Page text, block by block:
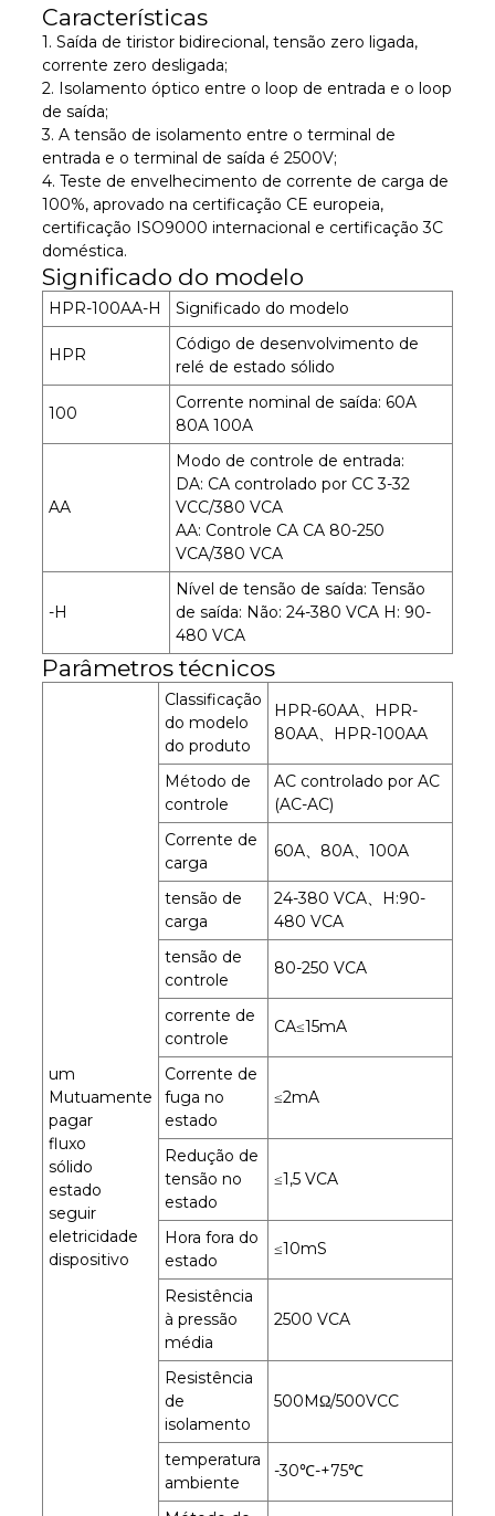
Características
1. Saída de tiristor bidirecional, tensão zero ligada,
corrente zero desligada;
2. Isolamento óptico entre o loop de entrada e o loop
de saída;
3. A tensão de isolamento entre o terminal de
entrada e o terminal de saída é 2500V;
4. Teste de envelhecimento de corrente de carga de
100%, aprovado na certificação CE europeia,
certificação ISO9000 internacional e certificação 3C
doméstica.
Significado do modelo
HPR-100AA-H Significado do modelo
HPR
Código de desenvolvimento de
relé de estado sólido
100
Corrente nominal de saída: 60A
80A 100A
AA
Modo de controle de entrada:
DA: CA controlado por CC 3-32
VCC/380 VCA
AA: Controle CA CA 80-250
VCA/380 VCA
-H
Nível de tensão de saída: Tensão
de saída: Não: 24-380 VCA H: 90-
480 VCA
Parâmetros técnicos
um
Mutuamente
pagar
fluxo
sólido
estado
seguir
eletricidade
dispositivo
Classificação
do modelo
do produto
HPR-60AA、HPR-
80AA、HPR-100AA
Método de
controle
AC controlado por AC
(AC-AC)
Corrente de
carga
60A、80A、100A
tensão de
carga
24-380 VCA、H:90-
480 VCA
tensão de
controle
80-250 VCA
corrente de
controle
CA≤15mA
Corrente de
fuga no
estado
≤2mA
Redução de
tensão no
estado
≤1,5 VCA
Hora fora do
estado
≤10mS
Resistência
à pressão
média
2500 VCA
Resistência
de
isolamento
500MΩ/500VCC
temperatura
ambiente
-30℃-+75℃